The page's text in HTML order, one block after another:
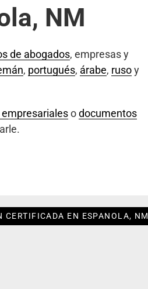
NM
de abogados, empresas y
, portugués, árabe, rusoy
odocumentos
CERTIFICADA EN ESPANOLA, NM